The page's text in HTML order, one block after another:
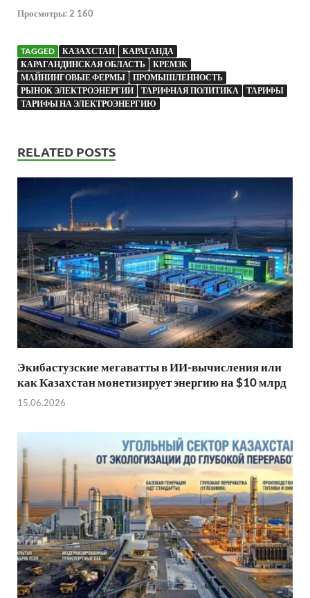
Просмотры: 2 160
TAGGED КАЗАХСТАН
КАРАГАНДА
КАРАГАНДИНСКАЯ ОБЛАСТЬ
КРЕМЗК
МАЙНИНГОВЫЕ ФЕРМЫ
ПРОМЫШЛЕННОСТЬ
РЫНОК ЭЛЕКТРОЭНЕРГИИ
ТАРИФНАЯ ПОЛИТИКА
ТАРИФЫ
ТАРИФЫ НА ЭЛЕКТРОЭНЕРГИЮ
RELATED POSTS
Экибастузские мегаватты в ИИ-вычисления или
как Казахстан монетизирует энергию на $10 млрд
15.06.2026